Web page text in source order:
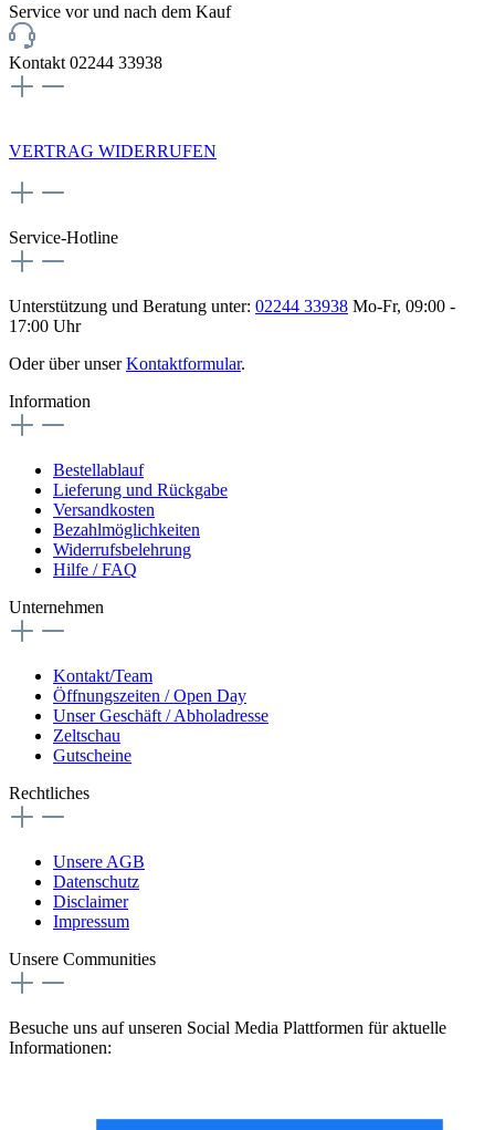
Service vor und nach dem Kauf
Kontakt 02244 33938
VERTRAG WIDERRUFEN
Service-Hotline
Unterstützung und Beratung unter: 02244 33938 Mo-Fr, 09:00 -
17:00 Uhr
Oder über unserKontaktformular.
Information
Bestellablauf
Lieferung und Rückgabe
Versandkosten
Bezahlmöglichkeiten
Widerrufsbelehrung
Hilfe / FAQ
Unternehmen
Kontakt/Team
Öffnungszeiten / Open Day
Unser Geschäft / Abholadresse
Zeltschau
Gutscheine
Rechtliches
Unsere AGB
Datenschutz
Disclaimer
Impressum
Unsere Communities
Besuche uns auf unseren Social Media Plattformen für aktuelle
Informationen: